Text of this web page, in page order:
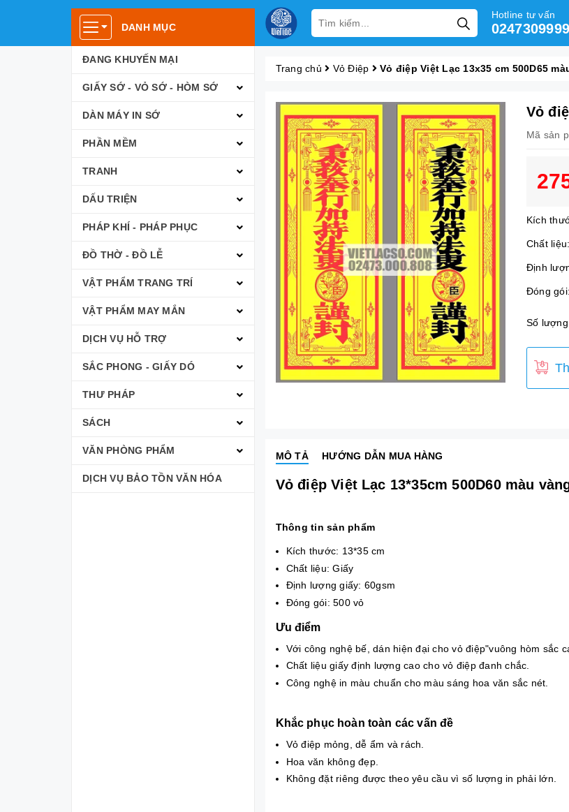
DANH MỤC
ĐANG KHUYẾN MẠI
GIẤY SỚ - VỎ SỚ - HÒM SỚ
DÀN MÁY IN SỚ
PHẦN MỀM
TRANH
DẤU TRIỆN
PHÁP KHÍ - PHÁP PHỤC
ĐỒ THỜ - ĐỒ LỄ
VẬT PHẨM TRANG TRÍ
VẬT PHẨM MAY MẮN
DỊCH VỤ HỖ TRỢ
SẮC PHONG - GIẤY DÓ
THƯ PHÁP
SÁCH
VĂN PHÒNG PHẨM
DỊCH VỤ BẢO TỒN VĂN HÓA
Hotline tư vấn
Trang chủ Vỏ Điệp Vỏ điệp Việt Lạc 13x35 cm 500D65
Vỏ
Mã sản
Kích
Chất
Định
Đóng
Số
MÔ TẢ HƯỚNG DẪN MUA HÀNG
Vỏ điệp Việt Lạc 13*35cm 500D60 màu
Thông tin sản phẩm
Kích thước: 13*35 cm
Chất liệu: Giấy
Định lượng giấy: 60gsm
Đóng gói: 500 vỏ
Ưu điểm
Với công nghệ bế, dán hiện đại cho vỏ điệp"vuông hòm sắc
Chất liệu giấy định lượng cao cho vỏ điệp đanh chắc.
Công nghệ in màu chuẩn cho màu sáng hoa văn sắc nét.
Khắc phục hoàn toàn các vấn đề
Vỏ điệp mỏng, dễ ẩm và rách.
Hoa văn không đẹp.
Không đặt riêng được theo yêu cầu vì số lượng in phải lớn.